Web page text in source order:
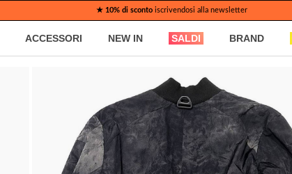
★ 10% di scontoiscrivendosi alla newsletter
ACCESSORI NEW IN SALDI BRAND